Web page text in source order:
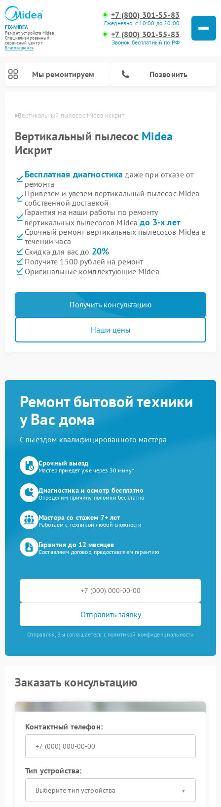
FIX-MIDEA
Ремонт устройств Midea
Специализированный
cервисный центр г.
Благовещенск
+7 (800) 301-55-83
Ежедневно, с 10:00 до 20:00
+7 (800) 301-55-83
Звонок бесплатный по РФ
Мы ремонтируем Позвонить
Вертикальный пылесос Midea искрит
Вертикальный пылесос Midea
Искрит
Бесплатная диагностика даже при отказе от
ремонта
Привезем и увезем вертикальный пылесос Midea
собственной доставкой
Гарантия на наши работы по ремонту
вертикальных пылесосов Mideaдо 3-х лет
Срочный ремонт вертикальных пылесосов Midea в
течении часа
Скидка для вас до 20%
Получите 1500 рублей на ремонт
Оригинальные комплектующие Midea
Получить консультацию
Наши цены
Ремонт бытовой техники
у Вас дома
С выездом квалифицированного мастера
Срочный выезд
Мастер приедет уже через 30 минут
Диагностика и осмотр бесплатно
Определим причину поломки бесплатно
Мастера со стажем 7+ лет
Работаем с техникой любой сложности
Гарантия до 12 месяцев
Составляем договор, предоставляем гарантию
Отправить заявку
Отправляя, Вы соглашаетесь с политикой конфиденциальности
Заказать консультацию
Контактный телефон:
Тип устройства:
Выберите тип устройства